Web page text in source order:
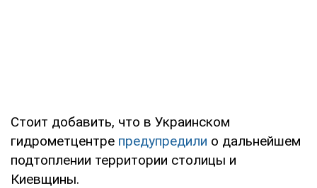
Стоит добавить, что в Украинском
гидрометцентре предупредили о дальнейшем
подтоплении территории столицы и
Киевщины.